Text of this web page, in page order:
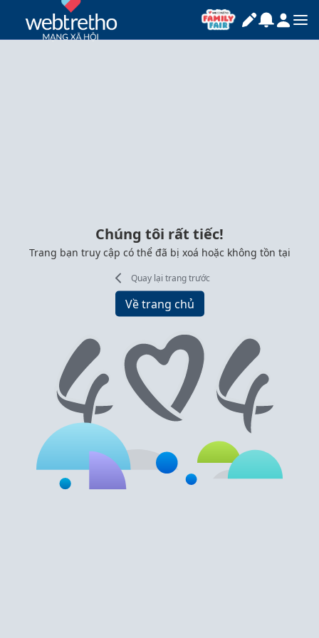
Chúng tôi rất tiếc!
Trang bạn truy cập có thể đã bị xoá hoặc không tồn tại
Quay lại trang trước
Về trang chủ